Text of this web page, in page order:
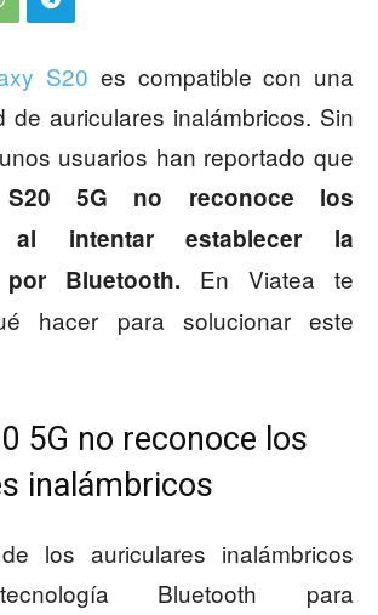
S20 es compatible con una
de auriculares inalámbricos. Sin
usuarios han reportado que
5G no reconoce los
al intentar establecer la
Bluetooth. En Viatea te
hacer para solucionar este
5G no reconoce los
inalámbricos
los auriculares inalámbricos
Bluetooth para